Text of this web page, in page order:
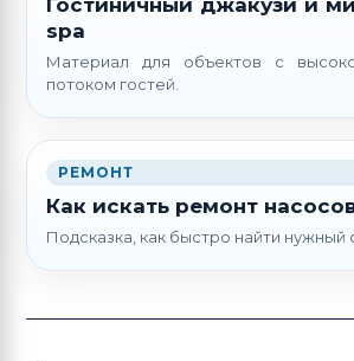
spa
Материал для объектов с
потоком гостей.
РЕМОНТ
Как искать ремонт
Подсказка, как быстро найти нужный